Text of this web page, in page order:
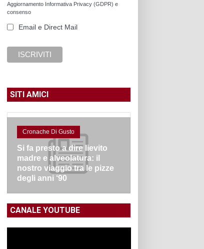
Aggiornamento Informativa Privacy (GDPR) e
consenso
Email e Direct Mail
SITI AMICI
Cronache Di Gusto
Si fa presto a dire lievito
madre e alveolatura: il
nostro viaggio tra le pizze
degli anni ‘90
CANALE YOUTUBE